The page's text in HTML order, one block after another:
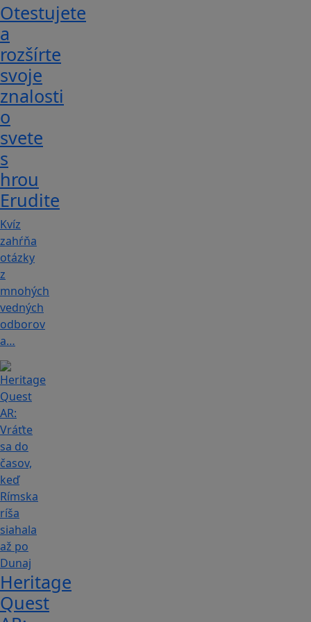
Otestujete
a
rozšírte
svoje
znalosti
o
svete
s
hrou
Erudite
Kvíz
zahŕňa
otázky
z
mnohých
vedných
odborov
a…
Heritage
Quest